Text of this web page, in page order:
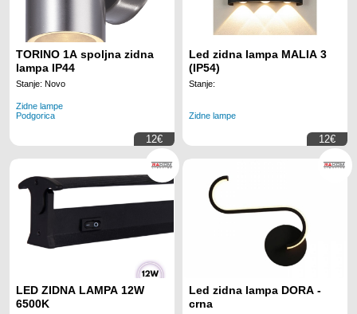
TORINO 1A spoljna zidna
lampa IP44
Stanje: Novo
Zidne lampe
Podgorica
12€
Led zidna lampa MALIA 3
(IP54)
Stanje:
Zidne lampe
12€
LED ZIDNA LAMPA 12W
6500K
Led zidna lampa DORA -
crna